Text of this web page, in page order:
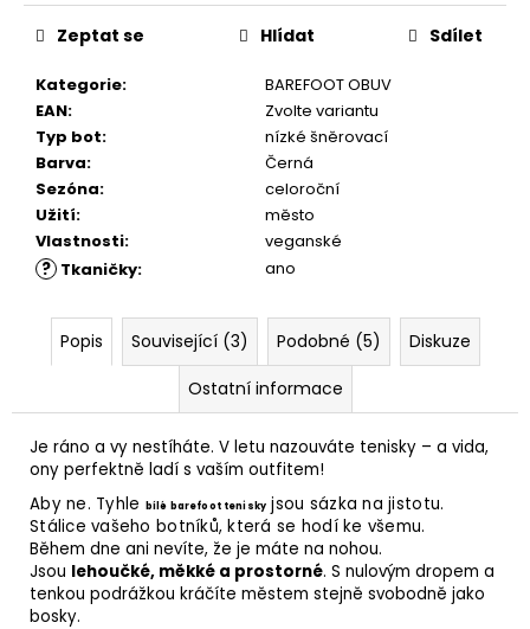
Kategorie:
BAREFOOT OBUV
EAN:
Zvolte variantu
Typ bot:
nízké šněrovací
Barva:
Černá
Sezóna:
celoroční
Užití:
město
Vlastnosti: veganské
? Tkaničky: ano
Zeptat se Hlídat Sdílet
Popis Související (3) Podobné (5)
Diskuze
Ostatní informace
Je ráno a vy nestíháte. V letu nazouváte tenisky – a vida,
ony perfektně ladí s vaším outfitem!
Aby ne. Tyhle bílé barefoot tenisky jsou sázka na jistotu.
Stálice vašeho botníků, která se hodí ke všemu.
Během dne ani nevíte, že je máte na nohou.
Jsou lehoučké, měkké a prostorné. S nulovým dropem a
tenkou podrážkou kráčíte městem stejně svobodně jako
bosky.
SUEDE
(VELOUR)
NUBUCK
SPRAY
200
ML,
01
NEUTRAL
219